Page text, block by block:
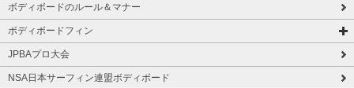
ボディボードのルール＆マナー
ボディボードフィン
JPBAプロ大会
NSA日本サーフィン連盟ボディボード